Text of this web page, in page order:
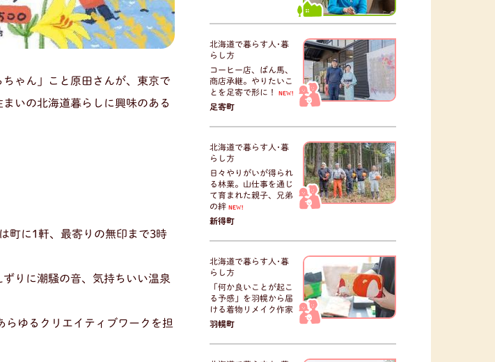
ゃん」こと原田さんが、東京で
いの北海道暮らしに興味のある
町に1軒、最寄りの無印まで3時
りに潮騒の音、気持ちいい温泉
らゆるクリエイティブワークを担
北海道で暮らす人･暮
らし方
コーヒー店、ばん馬、
商店承継。やりたいこ
とを足寄で形に！
NEW!
足寄町
北海道で暮らす人･暮
らし方
日々やりがいが得られ
る林業。山仕事を通じ
て育まれた親子、兄弟
の絆 NEW!
新得町
北海道で暮らす人･暮
らし方
「何か良いことが起こ
る予感」を羽幌から届
ける着物リメイク作家
羽幌町